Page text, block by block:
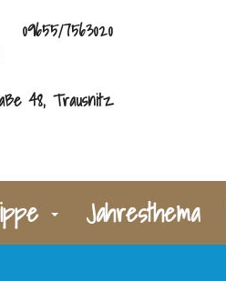
09655/7563020
48, Trausnitz
Jahresthema